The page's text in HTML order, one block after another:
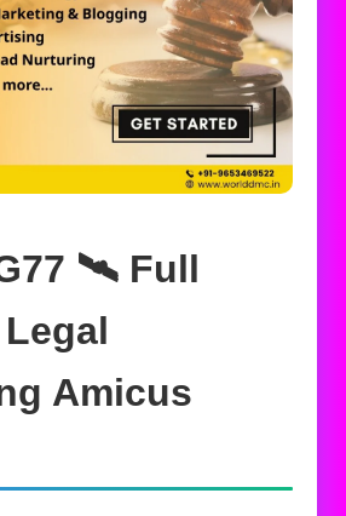
🛰️‍ Full
Amicus